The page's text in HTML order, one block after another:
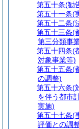
第五十条(勧
第五十一条(
第五十二条(
第五十三条(
第三分類事
第五十四条(
対象事業等)
第五十五条(
の調整)
第五十六条(
を伴う都市
実施)
第五十七条(
評価との調